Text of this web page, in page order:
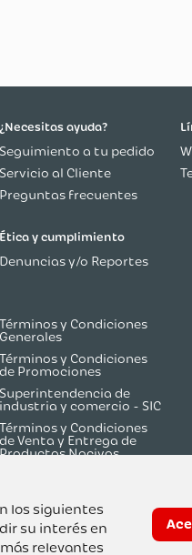
los siguientes
su interés en
relevantes
¿Necesitas ayuda?
Seguimiento a tu pedido
Servicio al Cliente
Preguntas frecuentes
Ética y cumplimiento
Denuncias y/o Reportes
Términos y Condiciones
Generales
Términos y Condiciones
de Promociones
Superintendencia de
industria y comercio - SIC
Términos y Condiciones
de Venta y Entrega de
Nocivos